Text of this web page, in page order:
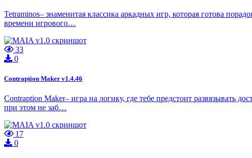
Tetraminos– знаменитая классика аркадных игр, которая готова
времени игрового…
33
0
Contraption Maker v1.4.46
Contraption Maker– игра на логику, где тебе предстоит развязывать
при этом не заб…
17
0